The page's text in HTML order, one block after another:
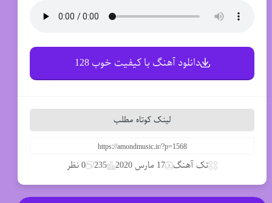
دانلود آهنگ با کیفیت خوب 128
لینک کوتاه مطلب
تک آهنگ 17 مارس 2020 235 0 نظر